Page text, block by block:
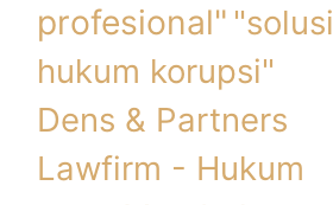
profesional" "solusi
hukum korupsi"
Dens & Partners
Lawfirm - Hukum